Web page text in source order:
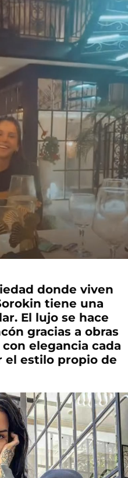
donde viven
tiene una
El lujo se hace
gracias a obras
elegancia cada
el estilo propio de